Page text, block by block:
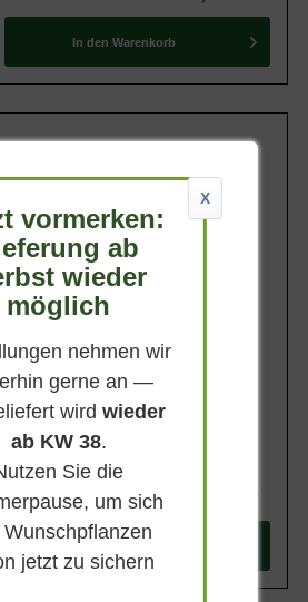
In den Warenkorb
Wuchsendhöhe
Belaubung
Sommergrün
Blatt- / Nadelfarbe
Frischgrün
Standort
In den
X
vormerken:
ab
wieder
möglich
nehmen wir
gerne an —
wirdwieder
ab KW 38.
Sie die
um sich
Wunschpflanzen
jetzt zu sichern